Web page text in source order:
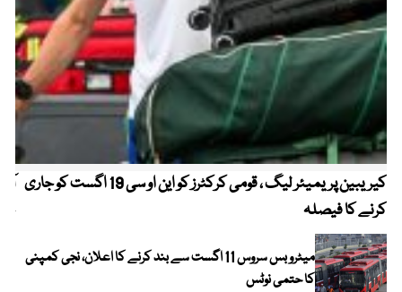
کیریبین پریمیئر لیگ ، قومی کرکٹرز کو این او سی 19 اگست کو جاری
کرنے کا فیصلہ
میٹرو بس سروس 11 اگست سے بند کرنے کا اعلان، نجی کمپنی
کا حتمی نوٹس